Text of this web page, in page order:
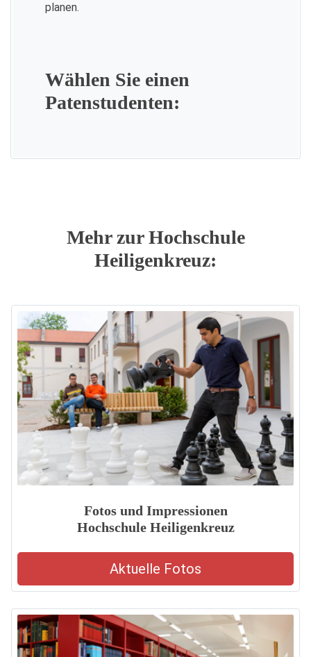
planen.
Wählen Sie einen
Patenstudenten:
Mehr zur Hochschule
Heiligenkreuz:
Fotos und Impressionen
Hochschule Heiligenkreuz
Aktuelle Fotos